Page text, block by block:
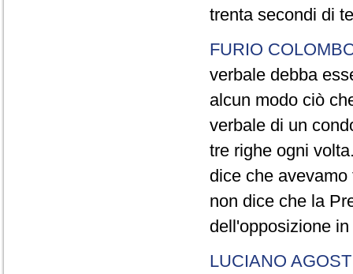
trenta secondi di
FURIO
verbale debba
alcun modo ciò
verbale di un
tre righe ogni
dice che
non dice che la
dell'opposizione
LUCIANO